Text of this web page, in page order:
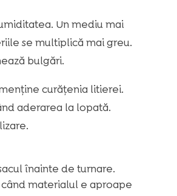
Un mediu mai
se multiplică mai greu.
bulgări.
curățenia litierei.
aderarea la lopată.
înainte de turnare.
materialul e aproape